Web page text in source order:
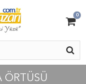
0
ÖRTÜSÜ